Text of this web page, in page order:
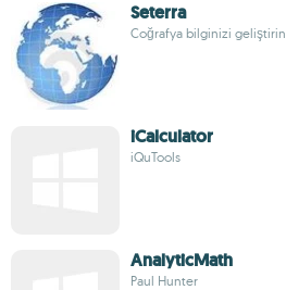
Seterra
Coğrafya bilginizi geliştirin
iCalculator
iQuTools
AnalyticMath
Paul Hunter